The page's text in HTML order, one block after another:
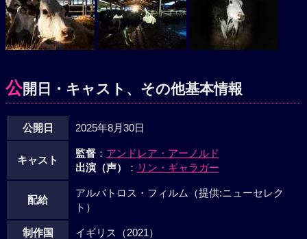
公開日・キャスト、その他基本情報
公開日 2025年8月30日
キャスト
監督： アンドレア・アーノルド
出演（声）
： リン・ギャラガー
配給
アルバトロス・フィルム（提供:ニューセレク
ト）
制作国 イギリス（2021）